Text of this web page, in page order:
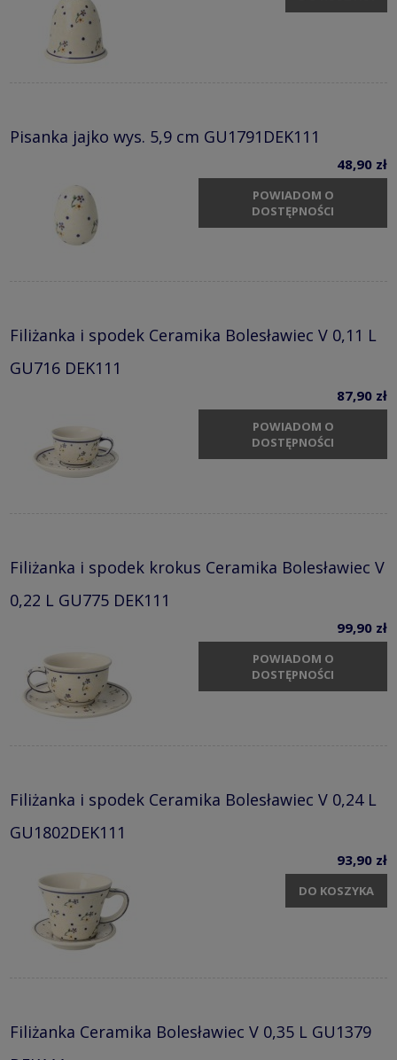
Pisanka jajko wys. 5,9 cm GU1791DEK111
48,90 zł
POWIADOM O
DOSTĘPNOŚCI
Filiżanka i spodek Ceramika Bolesławiec V 0,11 L
GU716 DEK111
87,90 zł
POWIADOM O
DOSTĘPNOŚCI
Filiżanka i spodek krokus Ceramika Bolesławiec V
0,22 L GU775 DEK111
99,90 zł
POWIADOM O
DOSTĘPNOŚCI
Filiżanka i spodek Ceramika Bolesławiec V 0,24 L
GU1802DEK111
93,90 zł
DO KOSZYKA
Filiżanka Ceramika Bolesławiec V 0,35 L GU1379